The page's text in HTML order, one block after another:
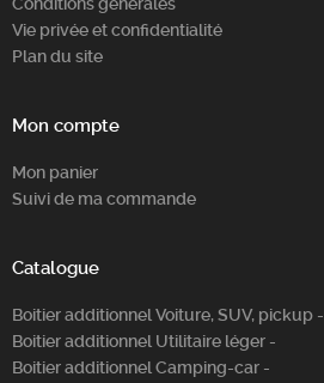
Vie privée et confidentialité
Plan du site
Mon compte
Mon panier
Suivi de ma commande
Catalogue
Boitier additionnel Voiture, SUV, pickup -
Boitier additionnel Utilitaire léger -
Boitier additionnel Camping-car -